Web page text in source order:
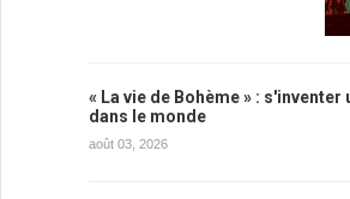
« La vie de Bohème » : s'inventer
dans le monde
août 03, 2026